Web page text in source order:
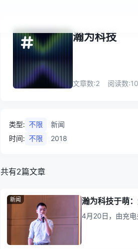
瀚为科技
文章数:2 阅读数:
类型: 不限
新闻
时间: 不限 2018
共有2篇文章
新闻 瀚为科技于萌
4月20日，由充电